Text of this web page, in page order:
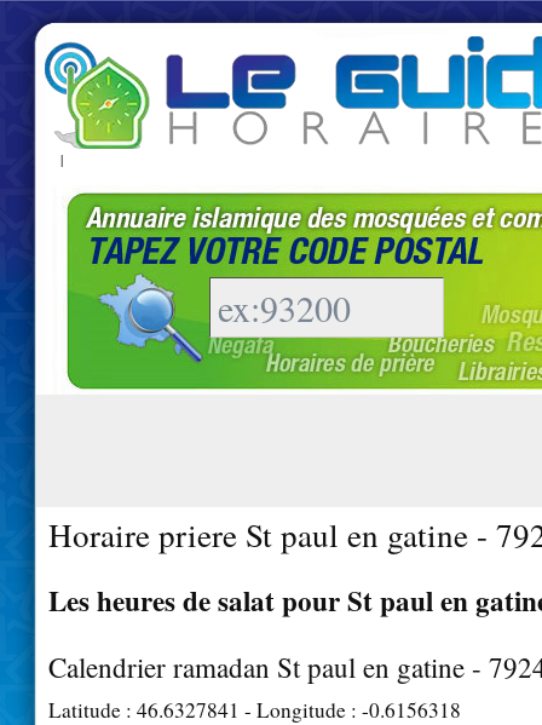
|
Horaire priere St paul en gatine -
Les heures de salat pour St paul en
Calendrier ramadan St paul en gatine -
Latitude : 46.6327841 - Longitude : -0.6156318